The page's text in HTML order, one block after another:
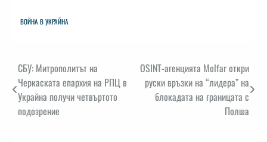
ВОЙНА В УКРАЙНА
Навигация
СБУ: Митрополитът на
Черкаската епархия на РПЦ в
Украйна получи четвъртото
подозрение
OSINT-агенцията Molfar откри
руски връзки на “лидера” на
блокадата на границата с
Полша